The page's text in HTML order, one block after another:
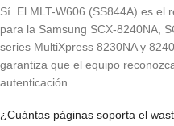
Sí. El MLT-W606 (SS844A) es el
para la Samsung SCX-8240NA,
series MultiXpress 8230NA y
garantiza que el equipo
autenticación.
¿Cuántas páginas soporta el